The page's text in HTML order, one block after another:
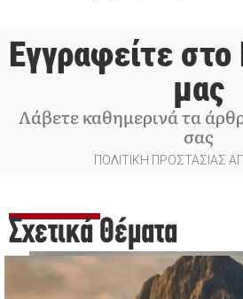
Εγγραφείτε
μας
Λάβετε καθημερινά τα
σας
ΠΟΛΙΤΙΚΗ ΠΡΟΣΤΑΣΙΑΣ
Σχετικά Θέματα